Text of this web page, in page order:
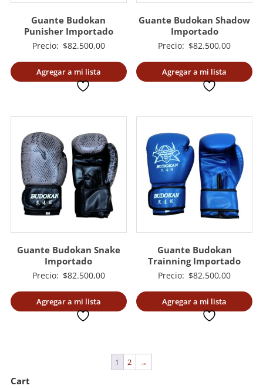
Guante Budokan
Punisher Importado
Precio: $82.500,00
Agregar a mi lista
Guante Budokan Shadow
Importado
Precio: $82.500,00
Agregar a mi lista
Guante Budokan Snake
Importado
Precio: $82.500,00
Agregar a mi lista
Guante Budokan
Trainning Importado
Precio: $82.500,00
Agregar a mi lista
1 2 →
Cart